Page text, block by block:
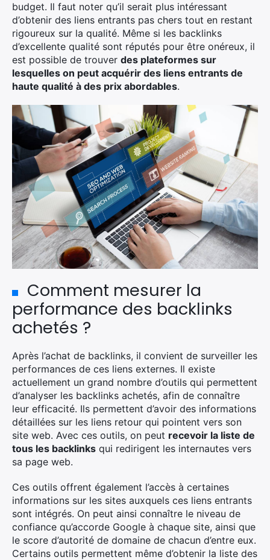
budget. Il faut noter qu’il serait plus intéressant
d’obtenir des liens entrants pas chers tout en restant
rigoureux sur la qualité. Même si les backlinks
d’excellente qualité sont réputés pour être onéreux, il
est possible de trouver des plateformes sur
lesquelles on peut acquérir des liens entrants de
haute qualité à des prix abordables.
Comment mesurer la
performance des backlinks
achetés ?
Après l’achat de backlinks, il convient de surveiller les
performances de ces liens externes. Il existe
actuellement un grand nombre d’outils qui permettent
d’analyser les backlinks achetés, afin de connaître
leur efficacité. Ils permettent d’avoir des informations
détaillées sur les liens retour qui pointent vers son
site web. Avec ces outils, on peut recevoir la liste de
tous les backlinks qui redirigent les internautes vers
sa page web.
Ces outils offrent également l’accès à certaines
informations sur les sites auxquels ces liens entrants
sont intégrés. On peut ainsi connaître le niveau de
confiance qu’accorde Google à chaque site, ainsi que
le score d’autorité de domaine de chacun d’entre eux.
Certains outils permettent même d’obtenir la liste des